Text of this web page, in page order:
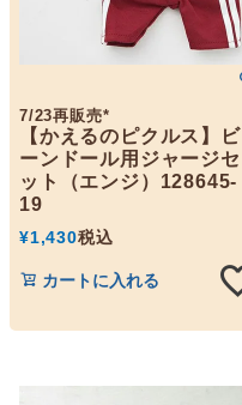
7/23再販売*
【かえるのピクルス】ビ
ーンドール用ジャージセ
ット（エンジ）128645-
19
¥1,430税込
カートに入れる